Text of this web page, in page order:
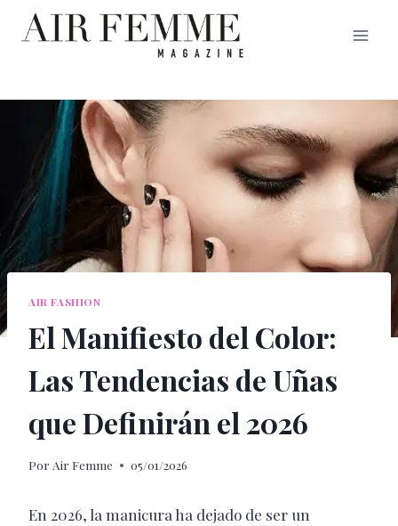
Saltar
AIR FASHION
El Manifiesto del Color:
Las Tendencias de Uñas
que Definirán el 2026
Por Air Femme 05/01/2026
En 2026, la manicura ha dejado de ser un